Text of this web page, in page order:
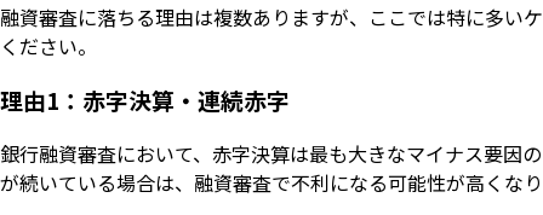
融資審査に落ちる理由は複数ありますが、ここでは特に多い
ください。
理由1：赤字決算・連続赤字
銀行融資審査において、赤字決算は最も大きなマイナス要因
が続いている場合は、融資審査で不利になる可能性が高くな